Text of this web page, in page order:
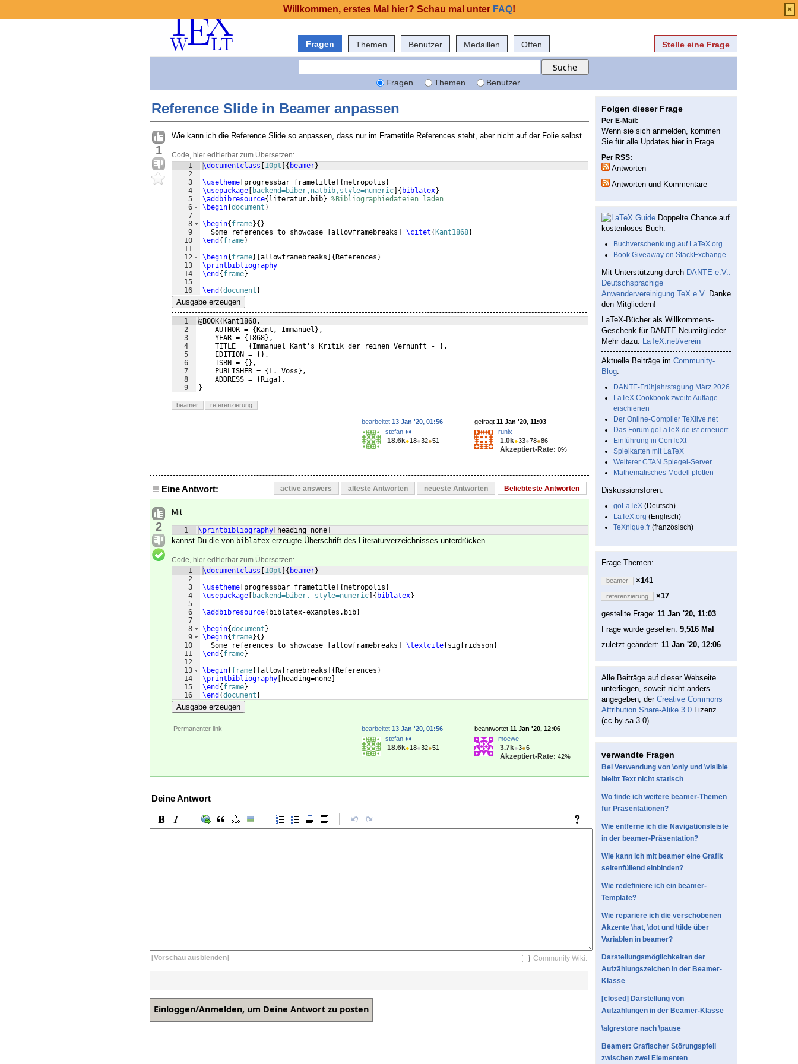
Fragen Themen Benutzer Medaillen Offen Stelle eine Frage
Fragen Themen Benutzer
Reference Slide in Beamer anpassen
1
Wie kann ich die Reference Slide so anpassen, dass nur im Frametitle References steht, aber nicht auf der Folie selbst.
Code, hier editierbar zum Übersetzen:
1
2
3
4
5
6
7
8
9
10
11
12
13
14
15
16
\documentclass 10pt { beamer}
\usetheme progressbar=frametitle {metropolis }
\usepackage
backend=biber,natbib,style=numeric { biblatex}
\addbibresource{ literatur.bib} %Bibliographiedateien laden
\begin{document }
\begin{ frame}{ }
  Some references to showcase
allowframebreaks \citet{ Kant1868}
\end { frame}
\begin{ frame} allowframebreaks { References }
\printbibliography
\end { frame}
\end {document }
Ausgabe erzeugen
1
2
3
4
5
6
7
8
9
@BOOK{Kant1868,
    AUTHOR = {Kant, Immanuel},
    YEAR = {1868},
    TITLE = {Immanuel Kant's Kritik der reinen Vernunft - },
    EDITION = {},
    ISBN = {},
    PUBLISHER = {L. Voss},
    ADDRESS = {Riga},
}
beamer referenzierung
gefragt 11 Jan '20, 11:03
runix
1.0k●33●78●86
Akzeptiert-Rate: 0%
bearbeitet 13 Jan '20, 01:56
stefan ♦♦
18.6k●18●32●51
Eine Antwort: active answers älteste Antworten neueste Antworten Beliebteste Antworten
2
Mit
1 \printbibliography heading=none
kannst Du die von biblatex erzeugte Überschrift des Literaturverzeichnisses unterdrücken.
Code, hier editierbar zum Übersetzen:
1
2
3
4
5
6
7
8
9
10
11
12
13
14
15
16
\documentclass 10pt { beamer}
\usetheme progressbar=frametitle {metropolis }
\usepackage
backend=biber, style=numeric { biblatex}
\addbibresource{ biblatex-examples.bib}
\begin{document }
\begin{ frame}{ }
  Some references to showcase
allowframebreaks \textcite{ sigfridsson}
\end { frame}
\begin{ frame} allowframebreaks { References }
\printbibliography
heading=none
\end { frame}
\end {document }
Ausgabe erzeugen
Permanenter link beantwortet 11 Jan '20, 12:06
moewe
3.7k●3●6
Akzeptiert-Rate: 42%
bearbeitet 13 Jan '20, 01:56
stefan ♦♦
18.6k●18●32●51
Deine Antwort
[Vorschau ausblenden] Community Wiki:
Folgen dieser Frage
Per E-Mail:
Wenn sie sich anmelden, kommen
Sie für alle Updates hier in Frage
Per RSS:
Antworten
Antworten und Kommentare
Doppelte Chance auf
kostenloses Buch:
Buchverschenkung auf LaTeX.org
Book Giveaway on StackExchange
Mit Unterstützung durch DANTE e.V.:
Deutschsprachige
Anwendervereinigung TeX e.V. Danke
den Mitgliedern!
LaTeX-Bücher als Willkommens-
Geschenk für DANTE Neumitglieder.
Mehr dazu: LaTeX.net/verein
Aktuelle Beiträge im Community-
Blog:
DANTE-Frühjahrstagung März 2026
LaTeX Cookbook zweite Auflage
erschienen
Der Online-Compiler TeXlive.net
Das Forum goLaTeX.de ist erneuert
Einführung in ConTeXt
Spielkarten mit LaTeX
Weiterer CTAN Spiegel-Server
Mathematisches Modell plotten
Diskussionsforen:
goLaTeX (Deutsch)
LaTeX.org (Englisch)
TeXnique.fr (französisch)
Frage-Themen:
beamer ×141
referenzierung
×17
gestellte Frage: 11 Jan '20, 11:03
Frage wurde gesehen: 9,516 Mal
zuletzt geändert: 11 Jan '20, 12:06
Alle Beiträge auf dieser Webseite
unterliegen, soweit nicht anders
angegeben, der Creative Commons
Attribution Share-Alike 3.0 Lizenz
(cc-by-sa 3.0).
verwandte Fragen
Bei Verwendung von \only und \visible
bleibt Text nicht statisch
Wo finde ich weitere beamer-Themen
für Präsentationen?
Wie entferne ich die Navigationsleiste
in der beamer-Präsentation?
Wie kann ich mit beamer eine Grafik
seitenfüllend einbinden?
Wie redefiniere ich ein beamer-
Template?
Wie repariere ich die verschobenen
Akzente \hat, \dot und \tilde über
Variablen in beamer?
Darstellungsmöglichkeiten der
Aufzählungszeichen in der Beamer-
Klasse
[closed] Darstellung von
Aufzählungen in der Beamer-Klasse
\algrestore nach \pause
Beamer: Grafischer Störungspfeil
zwischen zwei Elementen
Willkommen, erstes Mal hier? Schau mal unter FAQ! ×